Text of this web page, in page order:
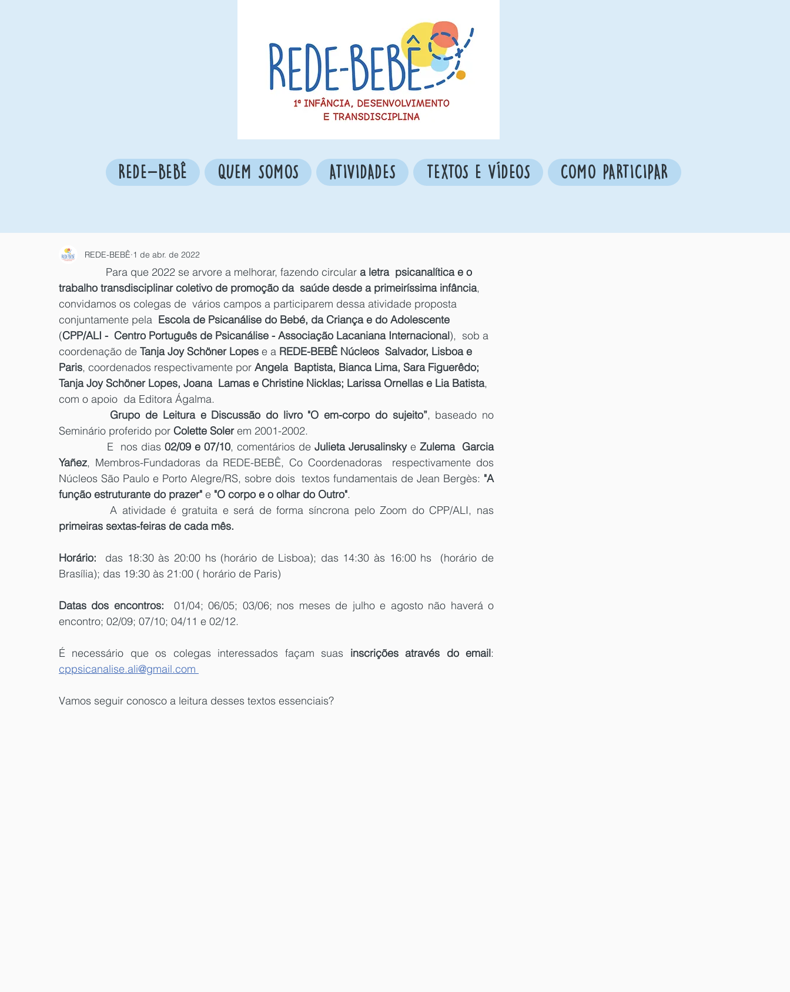
REDE-BEBÊ QUEM SOMOS ATIVIDADES TEXTOS E VÍDEOS COMO PARTICIPAR
REDE-BEBÊ 1 de abr. de 2022
		Para que 2022 se arvore a melhorar, fazendo circular
a letra  psicanalítica e o
trabalho transdisciplinar coletivo de promoção da  saúde desde a primeiríssima infância,
convidamos os colegas de  vários campos a participarem dessa atividade proposta
conjuntamente pela Escola de Psicanálise do Bebé, da Criança e do Adolescente
(CPP/ALI -  Centro Português de Psicanálise - Associação Lacaniana Internacional),  sob a
coordenação de Tanja Joy Schöner Lopes e a REDE-BEBÊ Núcleos  Salvador, Lisboa e
Paris, coordenados respectivamente por Angela  Baptista, Bianca Lima, Sara Figuerêdo;
Tanja Joy Schöner Lopes, Joana  Lamas e Christine Nicklas; Larissa Ornellas e Lia Batista,
com o apoio  da Editora Ágalma.
Grupo de Leitura e Discussão do livro "O em-corpo do sujeito”, baseado no
Seminário proferido por Colette Soler em 2001-2002.
		E  nos dias
02/09 e 07/10, comentários de Julieta Jerusalinsky e Zulema  Garcia
Yañez, Membros-Fundadoras da REDE-BEBÊ, Co Coordenadoras  respectivamente dos
Núcleos São Paulo e Porto Alegre/RS, sobre dois  textos fundamentais de Jean Bergès: "A
função estruturante do prazer" e "O corpo e o olhar do Outro".
		A atividade é gratuita e será de forma síncrona pelo Zoom do CPP/ALI, nas
primeiras sextas-feiras de cada mês.
Horário:
  das 18:30 às 20:00 hs (horário de Lisboa); das 14:30 às 16:00 hs  (horário de
Brasília); das 19:30 às 21:00 ( horário de Paris)
Datas dos encontros:
  01/04; 06/05; 03/06; nos meses de julho e agosto não haverá o
encontro; 02/09; 07/10; 04/11 e 02/12.
É necessário que os colegas interessados façam suas inscrições através do email
cppsicanalise.ali@gmail.com
Vamos seguir conosco a leitura desses textos essenciais?